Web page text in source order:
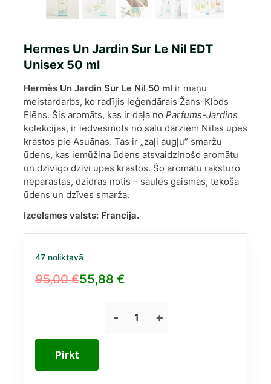
Hermes Un Jardin Sur Le Nil EDT
Unisex 50 ml
Hermès Un Jardin Sur Le Nil 50 ml ir maņu
meistardarbs, ko radījis leģendārais Žans-Klods
Elēns. Šis aromāts, kas ir daļa no Parfums-Jardins
kolekcijas, ir iedvesmots no salu dārziem Nīlas upes
krastos pie Asuānas. Tas ir „zaļi augļu” smaržu
ūdens, kas iemūžina ūdens atsvaidzinošo aromātu
un dzīvīgo dzīvi upes krastos. Šo aromātu raksturo
neparastas, dzidras notis – saules gaismas, tekoša
ūdens un dzīves smarža.
Izcelsmes valsts: Francija.
47 noliktavā
95,00€
Original
95,00 €.
55,88 €
Current
55,88 €.
Hermes
Pirkt